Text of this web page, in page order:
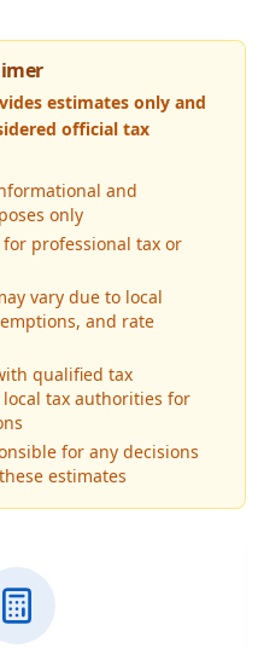
estimates only and
official tax
and
only
professional tax or
vary due to local
and rate
qualified tax
tax authorities for
for any decisions
estimates